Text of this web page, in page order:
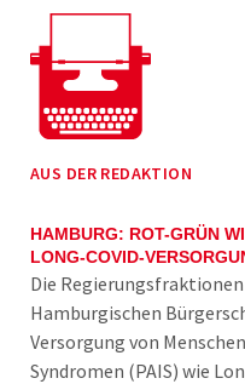
AUS DER REDAKTION
HAMBURG: ROT-GRÜN
LONG-COVID-
Die Regierungsfraktionen
Hamburgischen
Versorgung von
Syndromen (PAIS) wie